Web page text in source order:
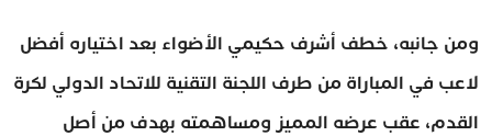
ومن جانبه، خطف أشرف حكيمي الأضواء بعد اختياره أفضل
لاعب في المباراة من طرف اللجنة التقنية للاتحاد الدولي لكرة
القدم، عقب عرضه المميز ومساهمته بهدف من أصل